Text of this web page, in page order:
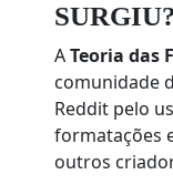
SURGIU?
ATeoria das
comunidade
Reddit pelo
formatações
outros